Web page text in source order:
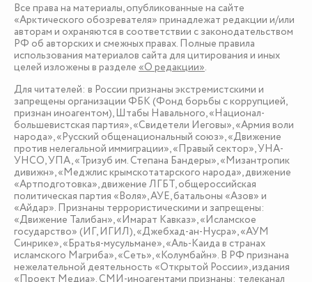
Все права на материалы, опубликованные на сайте
«Арктического обозревателя» принадлежат редакции и/или
авторам и охраняются в соответствии с законодательством
РФ об авторских и смежных правах. Полные правила
использования материалов сайта для цитирования и иных
целей изложены в разделе «О редакции».
Для читателей: в России признаны экстремистскими и
запрещены организации ФБК (Фонд борьбы с коррупцией,
признан иноагентом), Штабы Навального, «Национал-
большевистская партия», «Свидетели Иеговы», «Армия воли
народа», «Русский общенациональный союз», «Движение
против нелегальной иммиграции», «Правый сектор», УНА-
УНСО, УПА, «Тризуб им. Степана Бандеры», «Мизантропик
дивижн», «Меджлис крымскотатарского народа», движение
«Артподготовка», движение ЛГБТ, общероссийская
политическая партия «Воля», АУЕ, батальоны «Азов» и
«Айдар». Признаны террористическими и запрещены:
«Движение Талибан», «Имарат Кавказ», «Исламское
государство» (ИГ, ИГИЛ), «Джебхад-ан-Нусра», «АУМ
Синрике», «Братья-мусульмане», «Аль-Каида в странах
исламского Магриба», «Сеть», «Колумбайн». В РФ признана
нежелательной деятельность «Открытой России», издания
«Проект Медиа». СМИ-иноагентами признаны: телеканал